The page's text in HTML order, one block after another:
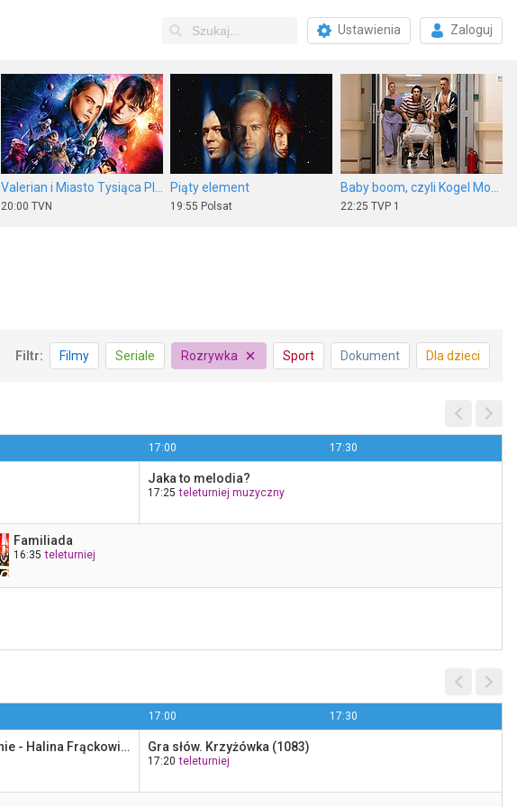
Ustawienia Zaloguj
20:00 TVN
Piąty element
19:55 Polsat 22:25 TVP 1
Strażnik Teksasu sezon 2, odc. 1
18:05TV 6
Ambulans
21:00Polsat Film
Mad Max: Na drodze gniewu
23:00TVN
Filtr: Filmy Seriale Rozrywka Sport Dokument Dla dzieci
17:00 17:30
Jaka to melodia?
17:25 teleturniej muzyczny
Familiada
16:35 teleturniej
17:00 17:30
Rozrywka retro: Na festiwalowej scenie - Halina Frąckowiak Gra słów. Krzyżówka (1083)
17:20 teleturniej